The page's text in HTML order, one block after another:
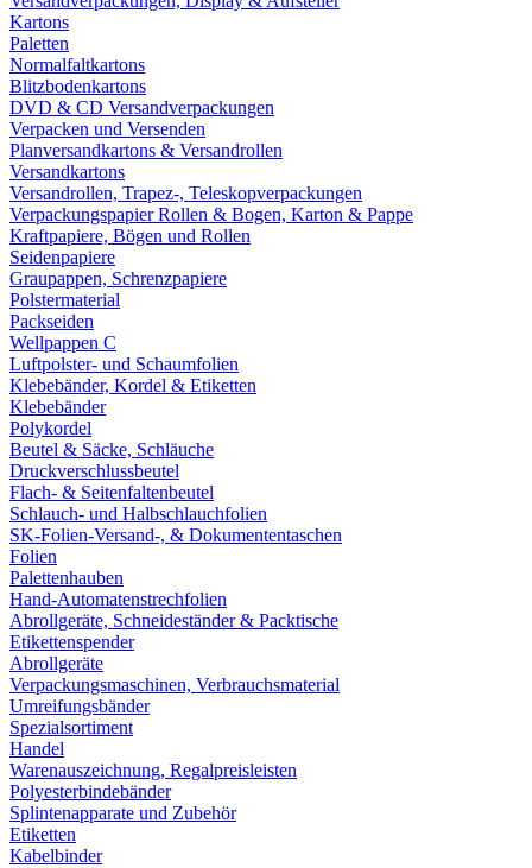
Kartons
Paletten
Normalfaltkartons
Blitzbodenkartons
DVD & CD Versandverpackungen
Verpacken und Versenden
Planversandkartons & Versandrollen
Versandkartons
Versandrollen, Trapez-, Teleskopverpackungen
Verpackungspapier Rollen & Bogen, Karton & Pappe
Kraftpapiere, Bögen und Rollen
Seidenpapiere
Graupappen, Schrenzpapiere
Polstermaterial
Packseiden
Wellpappen C
Luftpolster- und Schaumfolien
Klebebänder, Kordel & Etiketten
Klebebänder
Polykordel
Beutel & Säcke, Schläuche
Druckverschlussbeutel
Flach- & Seitenfaltenbeutel
Schlauch- und Halbschlauchfolien
SK-Folien-Versand-, & Dokumententaschen
Folien
Palettenhauben
Hand-Automatenstrechfolien
Abrollgeräte, Schneideständer & Packtische
Etikettenspender
Abrollgeräte
Verpackungsmaschinen, Verbrauchsmaterial
Umreifungsbänder
Spezialsortiment
Handel
Warenauszeichnung, Regalpreisleisten
Polyesterbindebänder
Splintenapparate und Zubehör
Etiketten
Kabelbinder